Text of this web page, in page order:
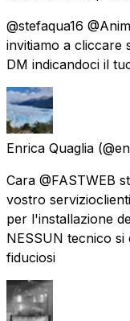
@stefaqua16
invitiamo a cliccare
DM indicandoci il
Enrica Quaglia
Cara @FASTWEB
vostro
per l'installazione
NESSUN tecnico
fiduciosi